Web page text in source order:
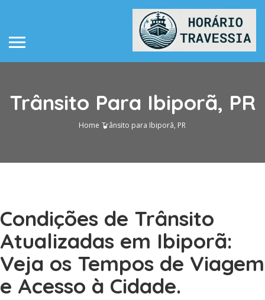
Trânsito Para Ibiporã, PR
Home Trânsito para Ibiporã, PR
Condições de Trânsito
Atualizadas em Ibiporã:
Veja os Tempos de Viagem
e Acesso à Cidade.